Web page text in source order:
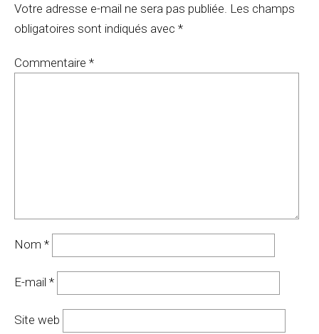
Votre adresse e-mail ne sera pas publiée. Les champs
obligatoires sont indiqués avec *
Commentaire *
Nom *
E-mail *
Site web